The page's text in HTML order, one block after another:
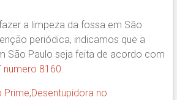
a limpeza da fossa em São
periódica, indicamos que a
São Paulo seja feita de acordo com
numero 8160.
Prime,Desentupidora no